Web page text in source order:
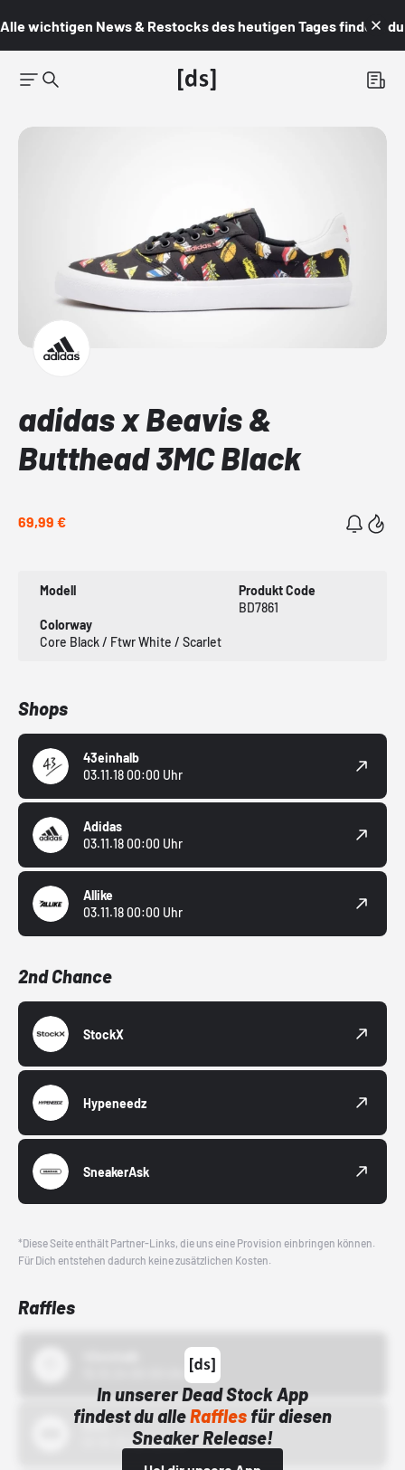
Alle wichtigen News & Restocks des heutigen Tages findest du
adidas x Beavis &
Butthead 3MC Black
69,99 €
Modell
Produkt Code
BD7861
Colorway
Core Black / Ftwr White / Scarlet
Shops
43einhalb
03.11.18 00:00 Uhr
Adidas
03.11.18 00:00 Uhr
Allike
03.11.18 00:00 Uhr
2nd Chance
StockX
Hypeneedz
SneakerAsk
*Diese Seite enthält Partner-Links, die uns eine Provision einbringen können.
Für Dich entstehen dadurch keine zusätzlichen Kosten.
Raffles
In unserer Dead Stock App
findest du alleRafflesfür diesen
Sneaker Release!
Bstn
01.10.22 00:00 Uhr